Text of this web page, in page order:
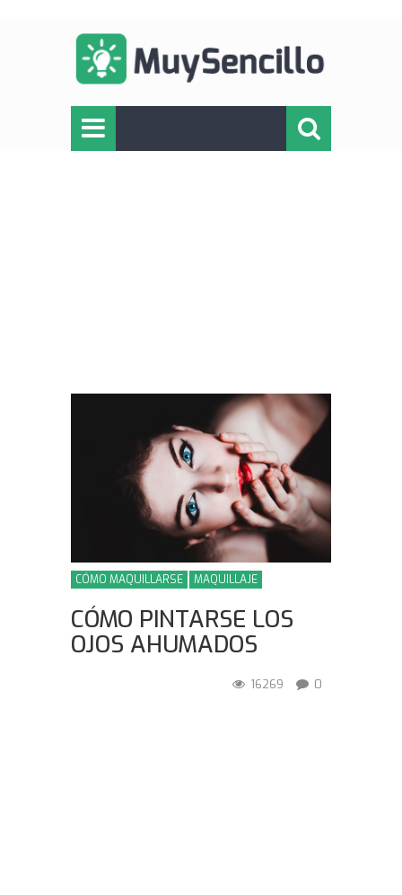
CÓMO MAQUILLARSE MAQUILLAJE
CÓMO PINTARSE LOS
OJOS AHUMADOS
16269 0